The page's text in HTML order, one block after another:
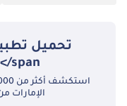
العوير، المنطقة الحرة
السيارات
المستعملة، صالات
span>
الإمارات من أكثر